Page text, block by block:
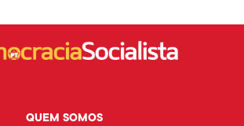
QUEM SOMOS